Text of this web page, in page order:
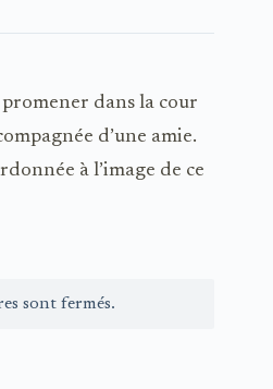
dans la cour
d’une amie.
à l’image de ce
sont fermés.